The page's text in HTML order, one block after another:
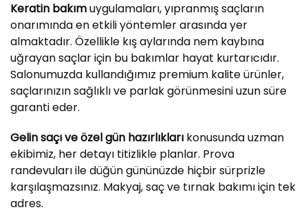
Keratin bakımuygulamaları, yıpranmış saçların
onarımında en etkili yöntemler arasında yer
almaktadır. Özellikle kış aylarında nem kaybına
uğrayan saçlar için bu bakımlar hayat kurtarıcıdır.
Salonumuzda kullandığımız premium kalite ürünler,
saçlarınızın sağlıklı ve parlak görünmesini uzun süre
garanti eder.
Gelin saçı ve özel gün hazırlıkları konusunda uzman
ekibimiz, her detayı titizlikle planlar. Prova
randevuları ile düğün gününüzde hiçbir sürprizle
karşılaşmazsınız. Makyaj, saç ve tırnak bakımı için tek
adres.